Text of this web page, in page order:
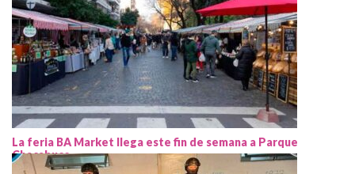
La feria BA Market llega este fin de semana a Parque
Chacabuco